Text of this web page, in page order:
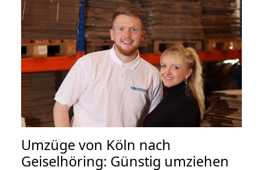
Umzüge von Köln nach
Geiselhöring: Günstig umziehen